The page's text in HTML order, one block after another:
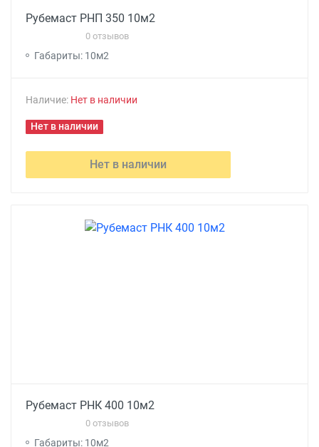
Рубемаст РНП 350 10м2
0 отзывов
Габариты: 10м2
Наличие: Нет в наличии
Нет в наличии
Нет в наличии
Рубемаст РНК 400 10м2
0 отзывов
Габариты: 10м2